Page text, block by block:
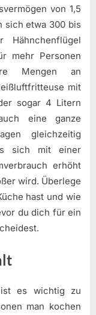
von 1,5
sich etwa 300 bis
mehr Personen
Mengen an
mit
sogar 4 Litern
eine ganze
gleichzeitig
sich mit einer
erhöht
wird. Überlege
hast und wie
du dich für ein
es wichtig zu
man kochen